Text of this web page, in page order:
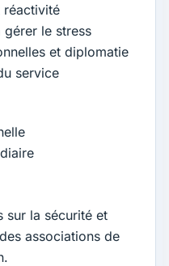
réactivité
le stress
et diplomatie
service
sur la sécurité et
associations de